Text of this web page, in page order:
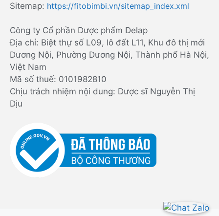
Sitemap: https://fitobimbi.vn/sitemap_index.xml
Công ty Cổ phần Dược phẩm Delap
Địa chỉ: Biệt thự số L09, lô đất L11, Khu đô thị mới
Dương Nội, Phường Dương Nội, Thành phố Hà Nội,
Việt Nam
Mã số thuế: 0101982810
Chịu trách nhiệm nội dung: Dược sĩ Nguyễn Thị
Dịu